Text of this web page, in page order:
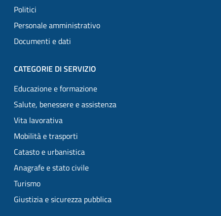
Politici
Personale amministrativo
Documenti e dati
CATEGORIE DI SERVIZIO
Educazione e formazione
Salute, benessere e assistenza
Vita lavorativa
Mobilità e trasporti
Catasto e urbanistica
Anagrafe e stato civile
Turismo
Giustizia e sicurezza pubblica